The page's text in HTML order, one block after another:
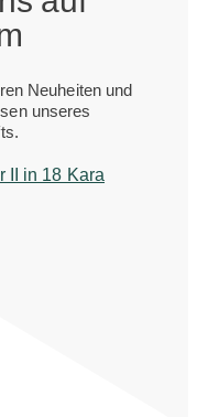
Neuheiten und
unseres
II in 18 Kara